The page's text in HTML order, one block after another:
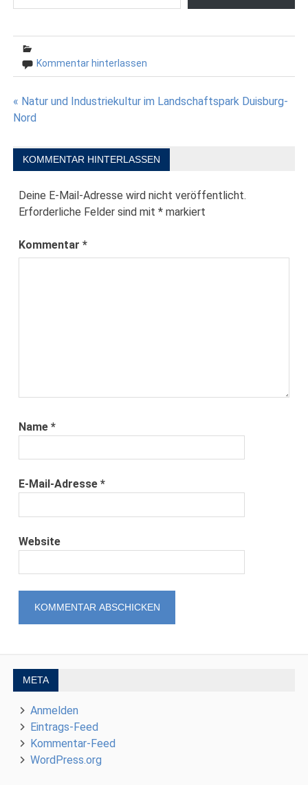
Kommentar hinterlassen
Beitragsnavigation
« Natur und Industriekultur im Landschaftspark Duisburg-
Nord
KOMMENTAR HINTERLASSEN
Deine E-Mail-Adresse wird nicht veröffentlicht.
Erforderliche Felder sind mit* markiert
Kommentar*
Name*
E-Mail-Adresse*
Website
META
Anmelden
Eintrags-Feed
Kommentar-Feed
WordPress.org